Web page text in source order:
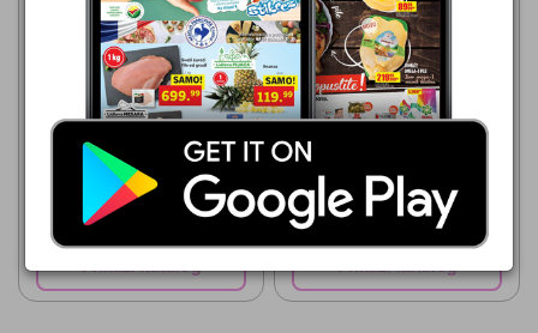
Metro
06.08.-19.08.2026
329,00 din
COLGATE
Metro
06.08.-19.08.2026
419,00 din
LACALUT